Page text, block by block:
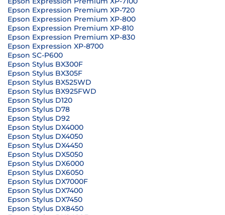
Epson Expression Premium XP-720
Epson Expression Premium XP-800
Epson Expression Premium XP-810
Epson Expression Premium XP-830
Epson Expression XP-8700
Epson SC-P600
Epson Stylus BX300F
Epson Stylus BX305F
Epson Stylus BX525WD
Epson Stylus BX925FWD
Epson Stylus D120
Epson Stylus D78
Epson Stylus D92
Epson Stylus DX4000
Epson Stylus DX4050
Epson Stylus DX4450
Epson Stylus DX5050
Epson Stylus DX6000
Epson Stylus DX6050
Epson Stylus DX7000F
Epson Stylus DX7400
Epson Stylus DX7450
Epson Stylus DX8450